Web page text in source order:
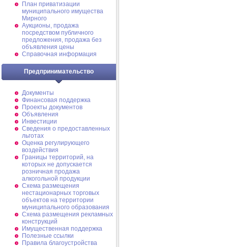
План приватизации
муниципального имущества
Мирного
Аукционы, продажа
посредством публичного
предложения, продажа без
объявления цены
Справочная информация
Предпринимательство
Документы
Финансовая поддержка
Проекты документов
Объявления
Инвестиции
Сведения о предоставленных
льготах
Оценка регулирующего
воздействия
Границы территорий, на
которых не допускается
розничная продажа
алкогольной продукции
Схема размещения
нестационарных торговых
объектов на территории
муниципального образования
Схема размещения рекламных
конструкций
Имущественная поддержка
Полезные ссылки
Правила благоустройства